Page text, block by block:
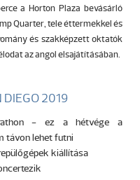
a Horton Plaza bevásárló
Quarter, tele éttermekkel és
és szakképzett oktatók
az angol elsajátításában.
DIEGO 2019
- ez a hétvége a
távon lehet futni
kiállítása